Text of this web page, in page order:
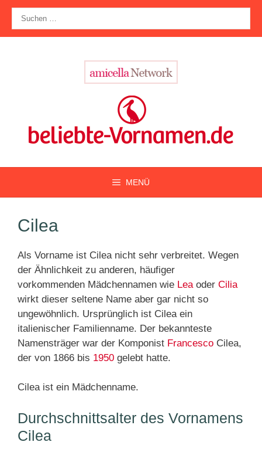
Zum
Inhalt
springen
nach:
MENÜ
Cilea
Als Vorname ist Cilea nicht sehr verbreitet. Wegen
der Ähnlichkeit zu anderen, häufiger
vorkommenden Mädchennamen wie Leaoder Cilia
wirkt dieser seltene Name aber gar nicht so
ungewöhnlich. Ursprünglich ist Cilea ein
italienischer Familienname. Der bekannteste
Namensträger war der Komponist Francesco Cilea,
der von 1866 bis 1950 gelebt hatte.
Cilea ist ein Mädchenname.
Durchschnittsalter des Vornamens
Cilea